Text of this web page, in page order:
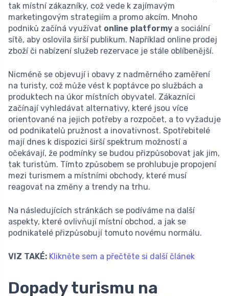
tak místní zákazníky, což vede k zajímavým
marketingovým strategiím a promo akcím. Mnoho
podniků začíná využívat online platformy a sociální
sítě, aby oslovila širší publikum. Například online prodej
zboží či nabízení služeb rezervace je stále oblíbenější.
Nicméně se objevují i obavy z nadměrného zaměření
na turisty, což může vést k poptávce po službách a
produktech na úkor místních obyvatel. Zákazníci
začínají vyhledávat alternativy, které jsou více
orientované na jejich potřeby a rozpočet, a to vyžaduje
od podnikatelů pružnost a inovativnost. Spotřebitelé
mají dnes k dispozici širší spektrum možností a
očekávají, že podmínky se budou přizpůsobovat jak jim,
tak turistům. Tímto způsobem se prohlubuje propojení
mezi turismem a místními obchody, které musí
reagovat na změny a trendy na trhu.
Na následujících stránkách se podíváme na další
aspekty, které ovlivňují místní obchod, a jak se
podnikatelé přizpůsobují tomuto novému normálu.
VIZ TAKÉ: Klikněte sem a přečtěte si další článek
Dopady turismu na